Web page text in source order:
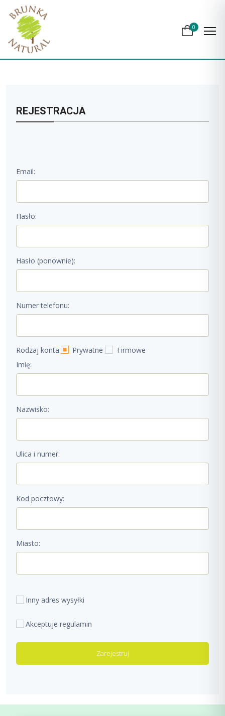
0
REJESTRACJA
Email:
Hasło:
Hasło (ponownie):
Numer telefonu:
Rodzaj konta: Prywatne
Firmowe
Imię:
Nazwisko:
Ulica i numer:
Kod pocztowy:
Miasto:
Inny adres wysyłki
Akceptuje regulamin